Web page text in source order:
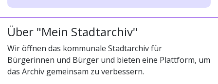
Über "Mein Stadtarchiv"
Wir öffnen das kommunale Stadtarchiv für
Bürgerinnen und Bürger und bieten eine Plattform, um
das Archiv gemeinsam zu verbessern.